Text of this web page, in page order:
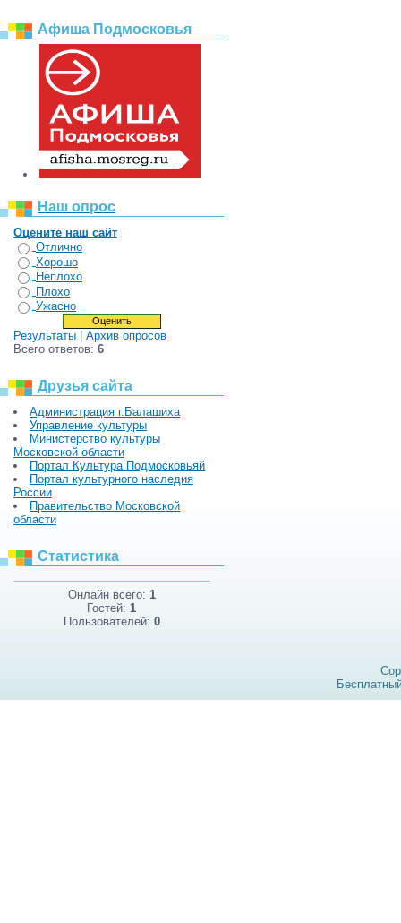
Афиша Подмосковья
Наш опрос
Оцените наш сайт
Отлично
Хорошо
Неплохо
Плохо
Ужасно
Результаты | Архив опросов
Всего ответов: 6
Друзья сайта
Администрация г.Балашиха
Управление культуры
Министерство культуры
Московской области
Портал Культура Подмосковьяй
Портал культурного наследия
России
Правительство Московской
области
Статистика
Онлайн всего: 1
Гостей: 1
Пользователей: 0